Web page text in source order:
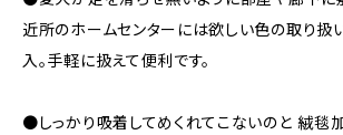
近所のホームセンターには欲しい色の取り扱
入。手軽に扱えて便利です。
●しっかり吸着してめくれてこないのと 絨毯